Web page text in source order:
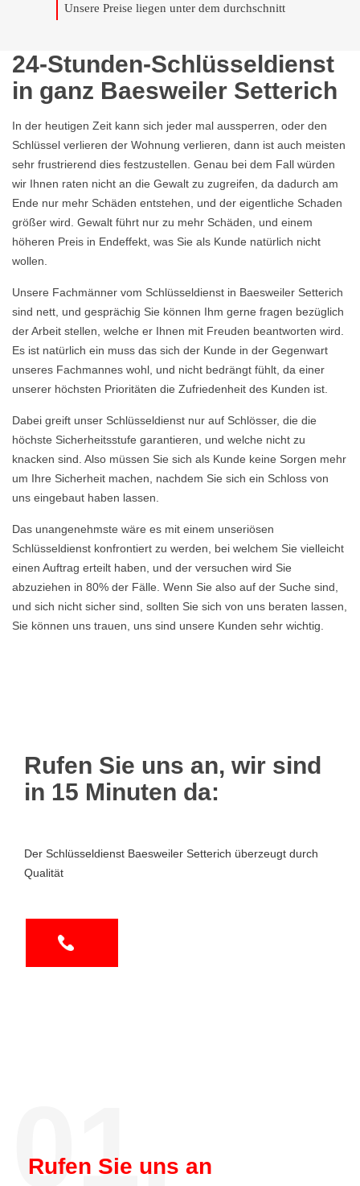
Unsere Preise liegen unter dem durchschnitt
24-Stunden-Schlüsseldienst
in ganz Baesweiler Setterich
In der heutigen Zeit kann sich jeder mal aussperren, oder den
Schlüssel verlieren der Wohnung verlieren, dann ist auch meisten
sehr frustrierend dies festzustellen. Genau bei dem Fall würden
wir Ihnen raten nicht an die Gewalt zu zugreifen, da dadurch am
Ende nur mehr Schäden entstehen, und der eigentliche Schaden
größer wird. Gewalt führt nur zu mehr Schäden, und einem
höheren Preis in Endeffekt, was Sie als Kunde natürlich nicht
wollen.
Unsere Fachmänner vom Schlüsseldienst in Baesweiler Setterich
sind nett, und gesprächig Sie können Ihm gerne fragen bezüglich
der Arbeit stellen, welche er Ihnen mit Freuden beantworten wird.
Es ist natürlich ein muss das sich der Kunde in der Gegenwart
unseres Fachmannes wohl, und nicht bedrängt fühlt, da einer
unserer höchsten Prioritäten die Zufriedenheit des Kunden ist.
Dabei greift unser Schlüsseldienst nur auf Schlösser, die die
höchste Sicherheitsstufe garantieren, und welche nicht zu
knacken sind. Also müssen Sie sich als Kunde keine Sorgen mehr
um Ihre Sicherheit machen, nachdem Sie sich ein Schloss von
uns eingebaut haben lassen.
Das unangenehmste wäre es mit einem unseriösen
Schlüsseldienst konfrontiert zu werden, bei welchem Sie vielleicht
einen Auftrag erteilt haben, und der versuchen wird Sie
abzuziehen in 80% der Fälle. Wenn Sie also auf der Suche sind,
und sich nicht sicher sind, sollten Sie sich von uns beraten lassen,
Sie können uns trauen, uns sind unsere Kunden sehr wichtig.
Rufen Sie uns an, wir sind
in 15 Minuten da:
Der Schlüsseldienst Baesweiler Setterich überzeugt durch
Qualität
01.
Rufen Sie uns an